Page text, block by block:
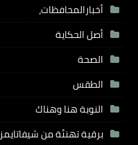
أخبارالمحافظات،
أصل الحكاية
الصحة
الطقس
النوبة هنا وهناك
برقية تهنئة من شيفاتايمز